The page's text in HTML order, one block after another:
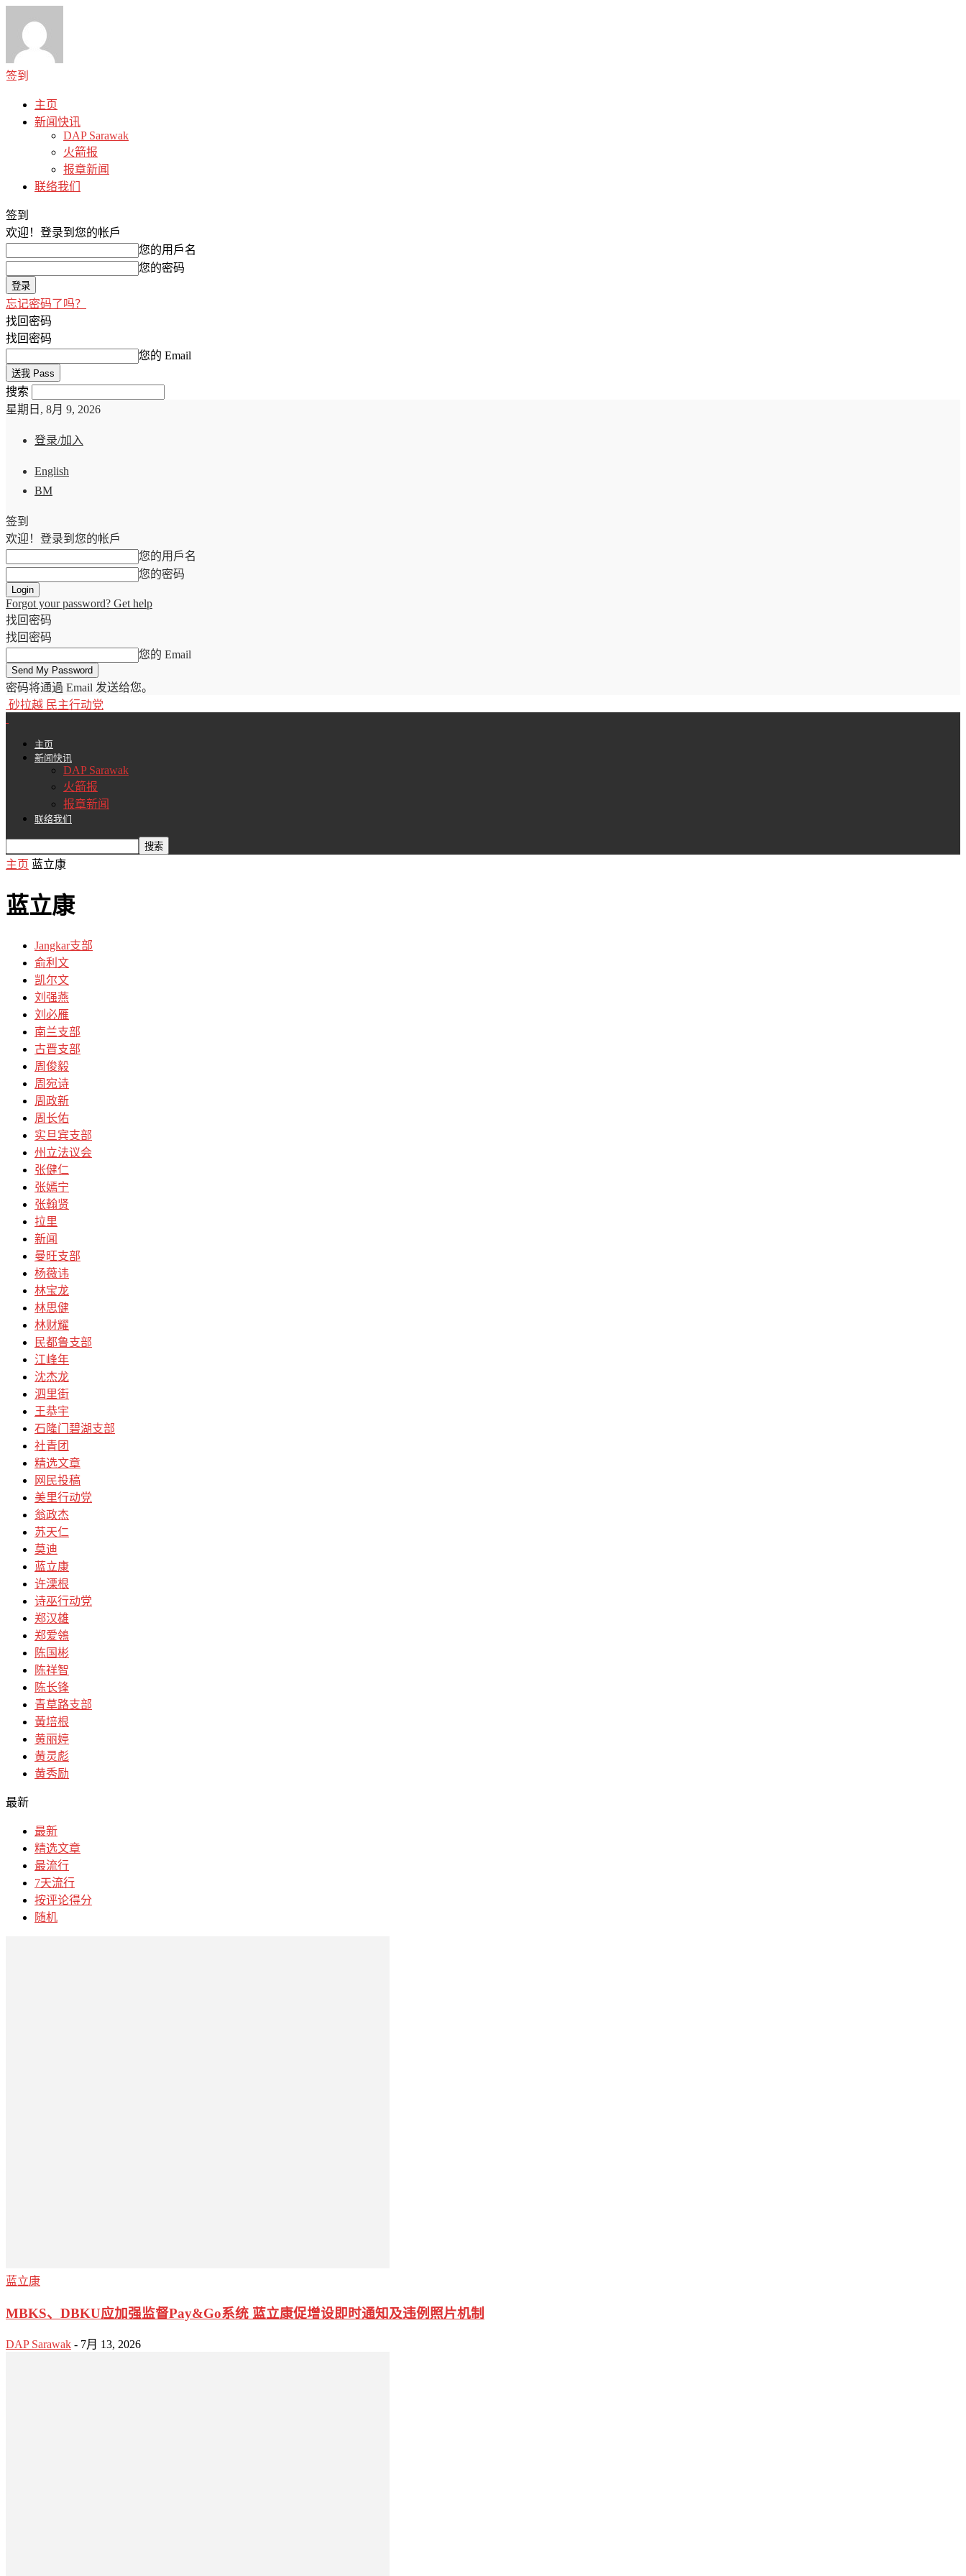
签到
主页
新闻快讯
DAP Sarawak
火箭报
报章新闻
联络我们
签到
欢迎！ 登录到您的帐戶
您的用戶名
您的密码
忘记密码了吗？
找回密码
找回密码
您的 Email
搜索
星期日, 8月 9, 2026
登录/加入
English
BM
签到
欢迎！登录到您的帐戶
您的用戶名
您的密码
Forgot your password? Get help
找回密码
找回密码
您的 Email
密码将通過 Email 发送给您。
砂拉越 民主行动党
主页
新闻快讯
DAP Sarawak
火箭报
报章新闻
联络我们
主页 蓝立康
蓝立康
Jangkar支部
俞利文
凯尔文
刘强燕
刘必雁
南兰支部
古晋支部
周俊毅
周宛诗
周政新
周长佑
实旦宾支部
州立法议会
张健仁
张嫣宁
张翰贤
拉里
新闻
曼旺支部
杨薇讳
林宝龙
林思健
林财耀
民都鲁支部
江峰年
沈杰龙
泗里街
王恭宇
石隆门碧湖支部
社青团
精选文章
网民投稿
美里行动党
翁政杰
苏天仁
莫迪
蓝立康
许溧根
诗巫行动党
郑汉雄
郑爱鴒
陈国彬
陈祥智
陈长锋
青草路支部
黃培根
黄丽婷
黄灵彪
黄秀励
最新
最新
精选文章
最流行
7天流行
按评论得分
随机
蓝立康
MBKS、DBKU应加强监督Pay&Go系统 蓝立康促增设即时通知及违例照片机制
DAP Sarawak - 7月 13, 2026